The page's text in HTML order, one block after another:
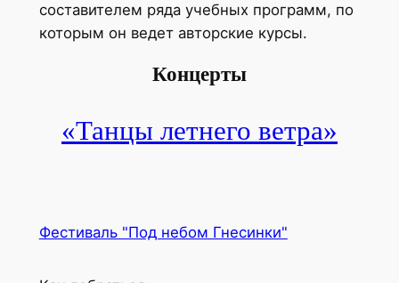
составителем ряда учебных программ, по
которым он ведет авторские курсы.
Концерты
«Танцы летнего ветра»
Фестиваль "Под небом Гнесинки"